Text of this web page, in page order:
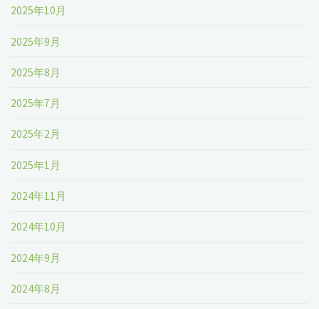
2025年10月
2025年9月
2025年8月
2025年7月
2025年2月
2025年1月
2024年11月
2024年10月
2024年9月
2024年8月